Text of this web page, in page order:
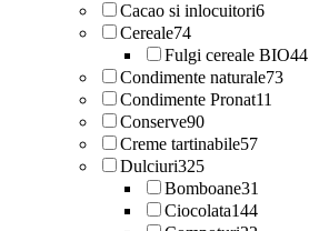
Cacao si inlocuitori6
Cereale74
Fulgi cereale BIO44
Condimente naturale73
Condimente Pronat11
Conserve90
Creme tartinabile57
Dulciuri325
Bomboane31
Ciocolata144